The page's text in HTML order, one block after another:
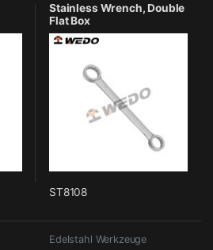
Stainless Wrench, Double
Flat Box
ST8108
Edelstahl Werkzeuge